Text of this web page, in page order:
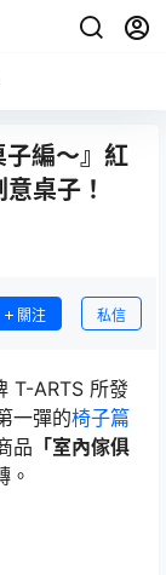
編～』紅
桌子！
關注 私信
T-ARTS 所發
一彈的椅子篇
品 「室內傢俱
。